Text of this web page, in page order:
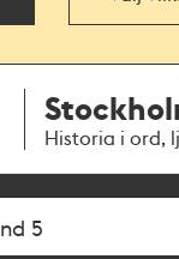
Historia i ord,